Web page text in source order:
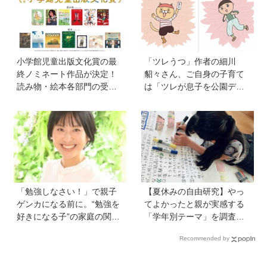
小学館児童出版文化賞の最
終ノミネート作品が決定！
読み物・絵本各部門の受賞
「ツレうつ」作者の細川
貂々さん、ご自身の子育て
は「ツレが息子を公園デビ
いた」ーー初の創作絵本
「タネがひとつぶ」は幼か
った息子さんと共作した思
い出のストーリー
「勉強しなさい！」で親子
ゲンカになる前に。“勉強を
好きになる子”の家庭の関わ
【夏休みの自由研究】やっ
てよかったと親が実感する
「学年別テーマ」を調査！
敗談、親のサポートも≪Hu
Recommended by